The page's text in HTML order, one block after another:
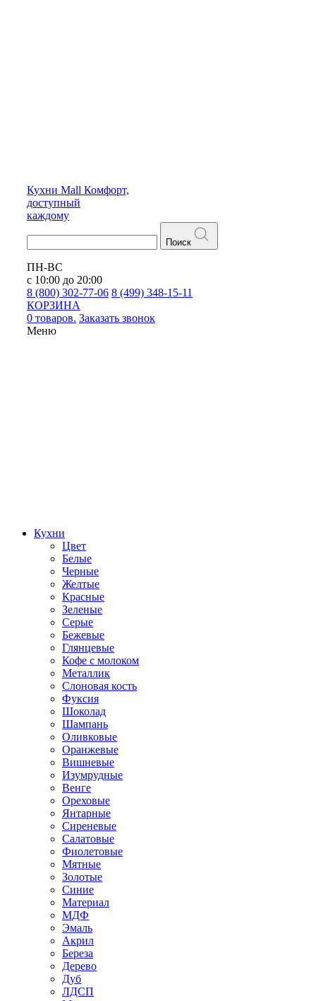
Кухни Mall Комфорт,
доступный
каждому
Поиск
ПН-ВС
с 10:00 до 20:00
8 (800) 302-77-06 8 (499) 348-15-11
КОРЗИНА
0 товаров. Заказать звонок
Меню
Кухни
Цвет
Белые
Черные
Желтые
Красные
Зеленые
Серые
Бежевые
Глянцевые
Кофе с молоком
Металлик
Слоновая кость
Фуксия
Шоколад
Шампань
Оливковые
Оранжевые
Вишневые
Изумрудные
Венге
Ореховые
Янтарные
Сиреневые
Салатовые
Фиолетовые
Мятные
Золотые
Синие
Материал
МДФ
Эмаль
Акрил
Береза
Дерево
Дуб
ЛДСП